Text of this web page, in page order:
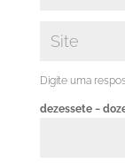
Digite uma
dezessete −